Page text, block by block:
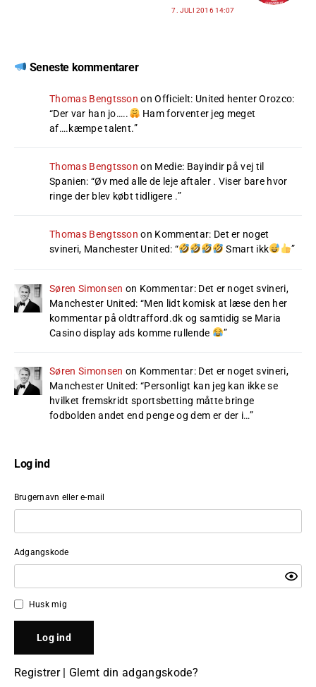
7. JULI 2016 14:07
Seneste kommentarer
Thomas Bengtsson onOfficielt: United henter Orozco:
“Der var han jo…..
Ham forventer jeg meget
af….kæmpe talent.”
Thomas Bengtsson on Medie: Bayindir på vej til
Spanien: “Øv med alle de leje aftaler . Viser bare hvor
ringe der blev købt tidligere .”
Thomas Bengtsson on Kommentar: Det er noget
svineri, Manchester United: “ Smart ikk ”
Søren Simonsen on Kommentar: Det er noget svineri,
Manchester United: “Men lidt komisk at læse den her
kommentar på oldtrafford.dk og samtidig se Maria
Casino display ads komme rullende
”
Søren Simonsen on Kommentar: Det er noget svineri,
Manchester United: “Personligt kan jeg kan ikke se
hvilket fremskridt sportsbetting måtte bringe
fodbolden andet end penge og dem er der i…”
Log ind
Brugernavn eller e-mail
Adgangskode
Husk mig
Registrer| Glemt din adgangskode?